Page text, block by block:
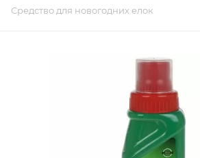
Средство для новогодних елок